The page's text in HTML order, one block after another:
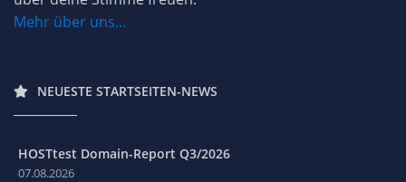
Mehr über uns...
NEUESTE STARTSEITEN-NEWS
HOSTtest Domain-Report Q3/2026
07.08.2026